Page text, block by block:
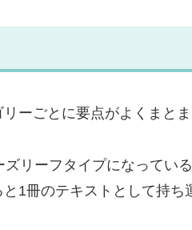
ーごとに要点がよくまと
リーフタイプになってい
1冊のテキストとして持ち